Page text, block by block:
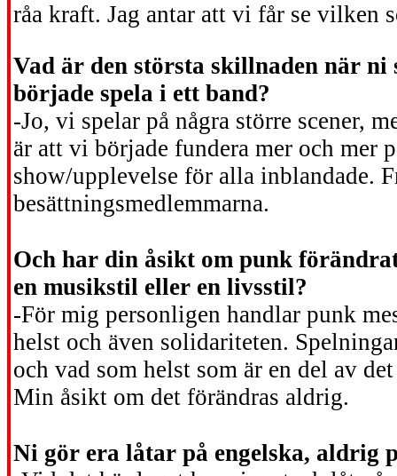
råa kraft. Jag antar att vi får se vilken
Vad är den största skillnaden när
började spela i ett band?
-Jo, vi spelar på några större scener,
är att vi började fundera mer och mer
show/upplevelse för alla inblandade.
besättningsmedlemmarna.
Och har din åsikt om punk
en musikstil eller en livsstil?
-För mig personligen handlar punk
helst och även solidariteten.
och vad som helst som är en del av
Min åsikt om det förändras aldrig.
Ni gör era låtar på engelska, aldrig